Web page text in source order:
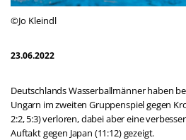
©Jo Kleindl
23.06.2022
Deutschlands Wasserballmänner haben
Ungarn im zweiten Gruppenspiel gegen
2:2, 5:3) verloren, dabei aber eine
Auftakt gegen Japan (11:12) gezeigt.